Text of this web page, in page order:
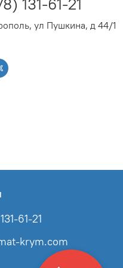
ул Пушкина, д 44/1
61-21
krym.com